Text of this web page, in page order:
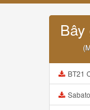
BT21 Characters In